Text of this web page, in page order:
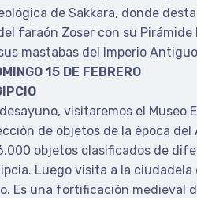
de Sakkara, donde
faraón Zoser con su Pirámide
mastabas del Imperio
15 DE FEBRERO
visitaremos el Museo
de objetos de la época
objetos clasificados de
Luego visita a la ciudadela
Es una fortificación medieval